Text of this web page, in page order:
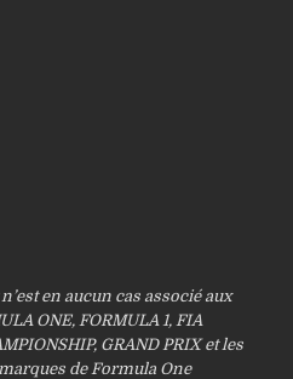
en aucun cas associé aux
ONE, FORMULA 1, FIA
GRAND PRIX et les
de Formula One